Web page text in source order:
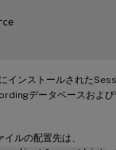
インストールされた
データベースおよび
イルの配置先は、